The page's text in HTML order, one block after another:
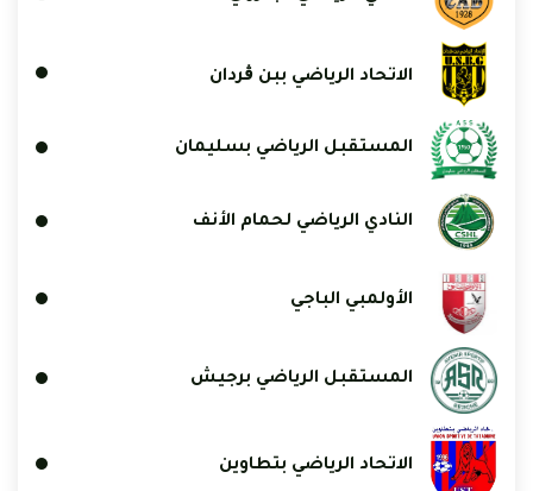
الاتحاد الرياضي ببن ڨردان
المستقبل الرياضي بسليمان
النادي الرياضي لحمام الأنف
الأولمبي الباجي
المستقبل الرياضي برجيش
الاتحاد الرياضي بتطاوين